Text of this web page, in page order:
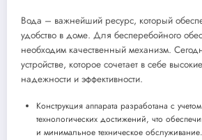
Вода – важнейший ресурс, который
удобство в доме. Для бесперебойного
необходим качественный механизм.
устройстве, которое сочетает в себе
надежности и эффективности.
Конструкция аппарата разработана с
технологических достижений, что
и минимальное техническое обслуживание.